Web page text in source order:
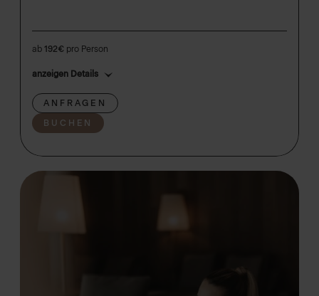
ab 192€ pro Person
anzeigen Details
ANFRAGEN
BUCHEN